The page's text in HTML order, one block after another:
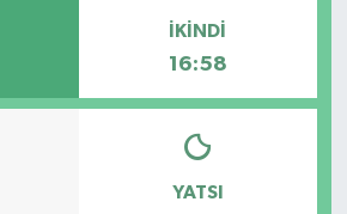
İKINDI
16:58
YATSI